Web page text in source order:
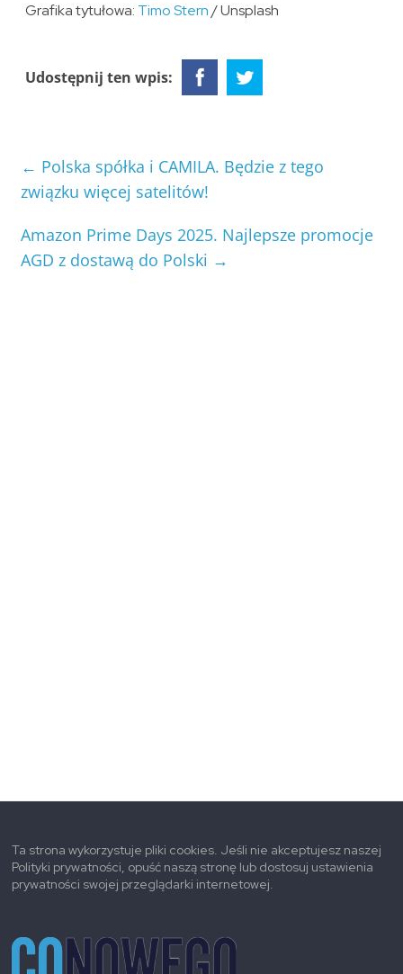
Grafika tytułowa: Timo Stern/ Unsplash
Udostępnij ten wpis:
← Polska spółka i CAMILA. Będzie z tego
związku więcej satelitów!
Amazon Prime Days 2025. Najlepsze promocje
AGD z dostawą do Polski →
Ta strona wykorzystuje pliki cookies. Jeśli nie akceptujesz naszej
Polityki prywatności, opuść naszą stronę lub dostosuj ustawienia
prywatności swojej przeglądarki internetowej.